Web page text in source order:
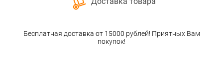
Бесплатная доставка от 15000 рублей! Приятных Вам
покупок!